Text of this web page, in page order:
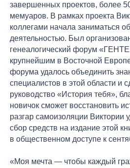
завершенных проектов, более
мемуаров. В рамках проекта
коллегами начала заниматься
деятельностью. Был
генеалогический форум
крупнейшим в Восточной
форума удалось объединить
специалистов в этой области и
руководство «История тебя»,
новичок сможет восстановить
разгар самоизоляции Виктории
сбор средств на издание этой
в общественном доступе к
«Моя мечта — чтобы каждый